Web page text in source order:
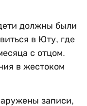
должны были
в Юту, где
с отцом.
в жестоком
записи,